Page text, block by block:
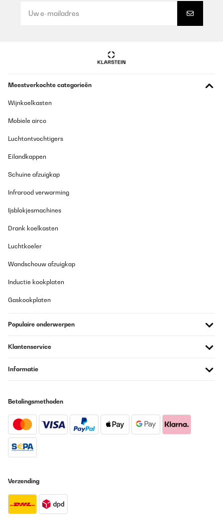
Meestverkochte categorieën
Wijnkoelkasten
Mobiele airco
Luchtontvochtigers
Eilandkappen
Schuine afzuigkap
Infrarood verwarming
Ijsblokjesmachines
Drank koelkasten
Luchtkoeler
Wandschouw afzuigkap
Inductie kookplaten
Gaskookplaten
Populaire onderwerpen
Klantenservice
Informatie
Betalingsmethoden
Verzending